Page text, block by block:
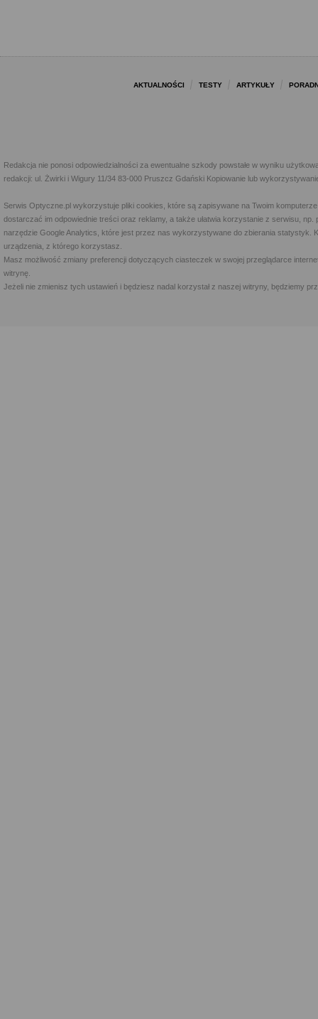
AKTUALNOŚCI TESTY ARTYKUŁY
Redakcja nie ponosi odpowiedzialności za ewentualne szkody powstałe w wyniku
redakcji: ul. Żwirki i Wigury 11/34 83-000 Pruszcz Gdański Kopiowanie lub
Serwis Optyczne.pl wykorzystuje pliki cookies, które są zapisywane na Twoim
dostarczać im odpowiednie treści oraz reklamy, a także ułatwia korzystanie z serwisu,
narzędzie Google Analytics, które jest przez nas wykorzystywane do zbierania statystyk.
urządzenia, z którego korzystasz.
Masz możliwość zmiany preferencji dotyczących ciasteczek w swojej przeglądarce
witrynę.
Jeżeli nie zmienisz tych ustawień i będziesz nadal korzystał z naszej witryny, będziemy